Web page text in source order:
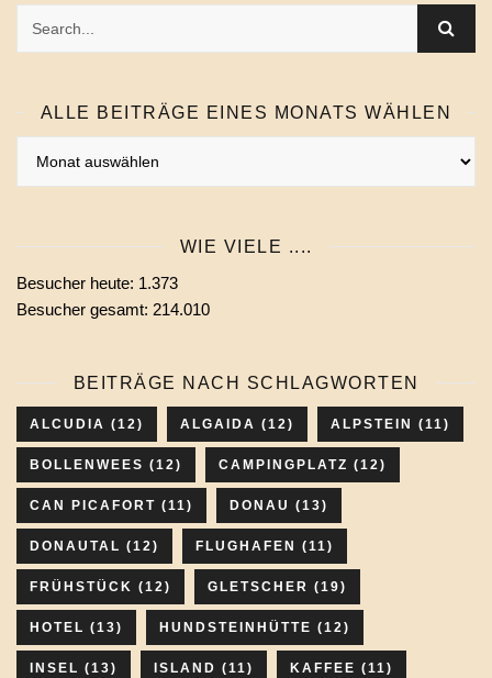
ALLE BEITRÄGE EINES MONATS WÄHLEN
wählen
WIE VIELE ....
Besucher heute: 1.373
Besucher gesamt: 214.010
BEITRÄGE NACH SCHLAGWORTEN
ALCUDIA (12) ALGAIDA (12) ALPSTEIN (11)
BOLLENWEES (12) CAMPINGPLATZ (12)
CAN PICAFORT (11) DONAU (13)
DONAUTAL (12) FLUGHAFEN (11)
FRÜHSTÜCK (12) GLETSCHER (19)
HOTEL (13) HUNDSTEINHÜTTE (12)
INSEL (13) ISLAND (11) KAFFEE (11)